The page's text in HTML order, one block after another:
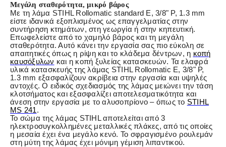
Μεγάλη σταθερότητα, μικρό βάρος
Με τη λάμα STIHL Rollomatic standard E, 3/8" P, 1.3 mm
είστε ιδανικά εξοπλισμένος ως επαγγελματίας στην
συντήρηση κτημάτων, στη γεωργία ή στην κηπευτική.
Επωφελείστε από το χαμηλό βάρος και τη μεγάλη
σταθερότητα. Αυτό κάνει την εργασία σας πιο εύκολη σε
απαιτητικές όπως η ρίψη και το κλάδεμα δέντρων, η κοπή
καυσόξυλων και η κοπή ξυλείας κατασκευών. Τα ελαφρά
υλικά κατασκευής της λάμας STIHL Rollomatic E, 3/8" P,
1.3 mm εξασφαλίζουν ακρίβεια στην εργασία και υψηλές
αντοχές. Ο ειδικός σχεδιασμός της λάμας μειώνει την τάση
κλοτσήματος και εξασφαλίζει αποτελεσματικότητα και
άνεση στην εργασία με το αλυσοπρίονο – όπως το STIHL
MS 241.
Το σώμα της λάμας STIHL αποτελείται από 3
ηλεκτροσυγκολλημένες μεταλλικές πλάκες, από τις οποίες
η μεσαία έχει ένα μεγάλο κενό. Το σφραγισμένο ρουλεμάν
στη μύτη της λάμας έχει μόνιμη γέμιση λιπαντικού.